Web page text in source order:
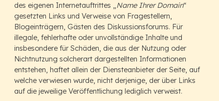
des eigenen Internetauftrittes „Name Ihrer Domain“
gesetzten Links und Verweise von Fragestellern,
Blogeinträgern, Gästen des Diskussionsforums. Für
illegale, fehlerhafte oder unvollständige Inhalte und
insbesondere für Schäden, die aus der Nutzung oder
Nichtnutzung solcherart dargestellten Informationen
entstehen, haftet allein der Diensteanbieter der Seite, auf
welche verwiesen wurde, nicht derjenige, der über Links
auf die jeweilige Veröffentlichung lediglich verweist.